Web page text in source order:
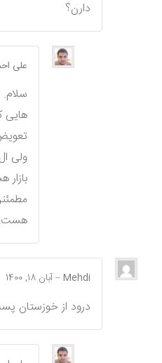
دارن؟
علی
هایی
ولی
Mehdi
–آبان 18, 1400
درود از خوزستان